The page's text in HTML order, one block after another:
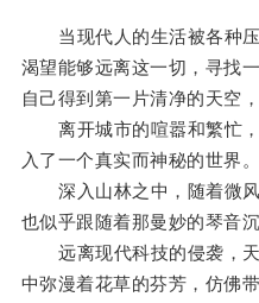
当现代人的生活被各种压
渴望能够远离这一切，寻找
自己得到第一片清净的天空
离开城市的喧嚣和繁忙，
入了一个真实而神秘的世界。
深入山林之中，随着微风
也似乎跟随着那曼妙的琴音沉
远离现代科技的侵袭，天
中弥漫着花草的芬芳，仿佛